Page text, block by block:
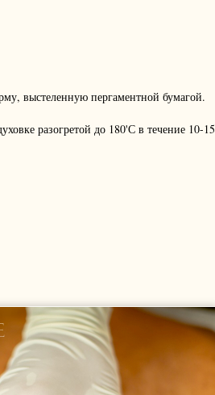
выстеленную пергаментной бумагой.
разогретой до 180'С в течение 10-15